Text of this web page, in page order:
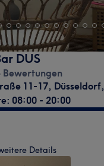
DUS
Bewertungen
11-17, Düsseldorf,
08:00 - 20:00
Details